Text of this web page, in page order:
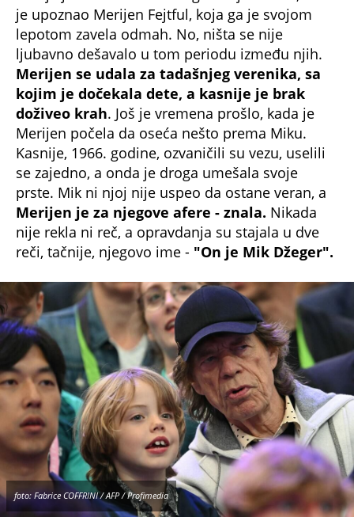
Mik Džeger
foto: Fabrice COFFRINI / AFP / Profimedia
Dok je bio sa Merijen, upoznao je manekenku
Maršu Hant, kojoj takođe nije bio veran. Pisao
joj je ljubavna pisma, viđali su se, a dok je varao
Merijen, varao je i Maršu. I, opet, ona je znala da
Mika nikada neće imati samo za sebe. Marša je
takođe jedna od majki njegovog deteta, iako nije
bio tu kad se porodila, već je od njega dobila -
taksi i buket cveća.
Marša Hant
Mik Džeger i Marša Hant započeli su tajnu vezu
dok je on bio u Australiji, gde je snimao film
Ned Keli. Pisao joj je ljubavna pisma, a po
povratku u Englesku, nastavili su vezu uprkos
gustim rasporedima. Do kraja 1969. usvojili su
psa, a Džeger joj je izjavio ljubav. Ubrzo je
predložio da imaju dete – ona bi ostala u
Londonu, a on bi ih posećivao ili ih vodio sa
sobom.